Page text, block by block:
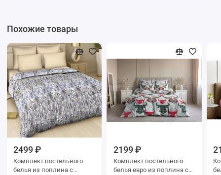
Похожие товары
2499 ₽
Комплект постельного
белья из поплина с
2199 ₽
Комплект постельного
белья евро из поплина с
белья